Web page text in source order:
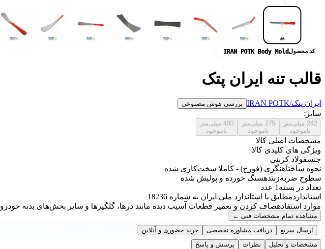
کد محصولIRAN POTK Body Mold
قالب تنه ایران پتک
ایران پتک/IRAN POTK بررسی هوش مصنوعی
سایز:
242 میلی‌متر
ناموجود
275 میلی‌متر
ناموجود
400 میلی‌متر
ناموجود
مشخصات اصلی کالا
ویژگی های کلیدی کالا
جنسفولاد کربنی
نحوه ساختآهنگری (فورج) - کاملا سخت‌کاری شده
سطوح ضربه‌زنندهسنگ خورده و پولیش شده
تعداد در بسته 1 عدد
استانداردمطابق با استاندارد ملی ایران به شماره 18236
موارد استفادهصاف کردن و تعمیر قطعات آسیب دیده مانند درها، گلگیرها و سایر بخش‌های بدنه خودرو
مشاهده تمام مشخصات فنی ←
ارسال سریع
دریافت مشاوره تخصصی
خرید حضوری و آنلاین
مشخصات و تحلیل
نظرات پرسش و پاسخ